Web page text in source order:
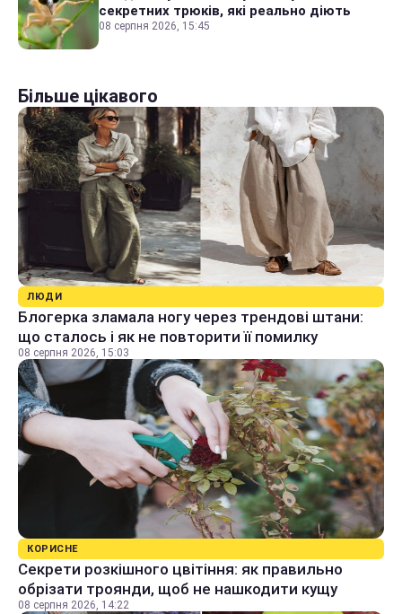
секретних трюків, які реально діють
08 серпня 2026, 15:45
Більше цікавого
ЛЮДИ
Блогерка зламала ногу через трендові штани:
що сталось і як не повторити її помилку
08 серпня 2026, 15:03
КОРИСНЕ
Секрети розкішного цвітіння: як правильно
обрізати троянди, щоб не нашкодити кущу
08 серпня 2026, 14:22